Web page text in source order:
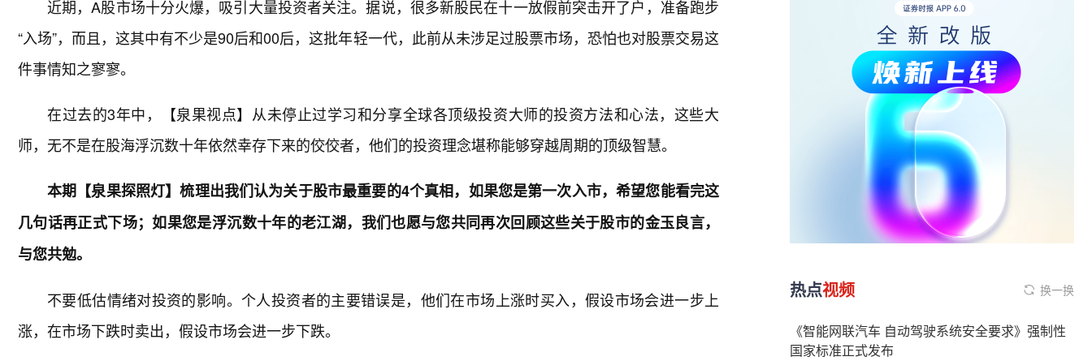
近期，A股市场十分火爆，吸引大量投资者关注。据说，很多新股民在十一放假前突击开了户，准备跑步
“入场”，而且，这其中有不少是90后和00后，这批年轻一代，此前从未涉足过股票市场，恐怕也对股票交易这
件事情知之寥寥。
在过去的3年中，【泉果视点】从未停止过学习和分享全球各顶级投资大师的投资方法和心法，这些大
师，无不是在股海浮沉数十年依然幸存下来的佼佼者，他们的投资理念堪称能够穿越周期的顶级智慧。
本期【泉果探照灯】梳理出我们认为关于股市最重要的4个真相，如果您是第一次入市，希望您能看完这
几句话再正式下场；如果您是浮沉数十年的老江湖，我们也愿与您共同再次回顾这些关于股市的金玉良言，
与您共勉。
不要低估情绪对投资的影响。个人投资者的主要错误是，他们在市场上涨时买入，假设市场会进一步上
涨，在市场下跌时卖出，假设市场会进一步下跌。
热点视频 换一换
《智能网联汽车 自动驾驶系统安全要求》强制性
国家标准正式发布